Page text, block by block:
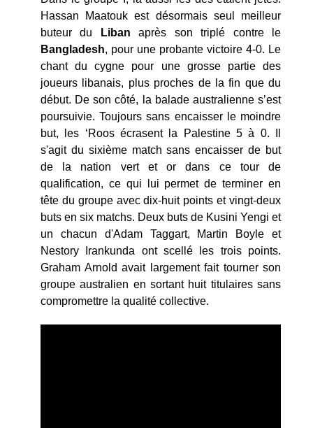
Hassan Maatouk est désormais seul meilleur
buteur du
Liban après son triplé contre le
Bangladesh, pour une probante victoire 4-0. Le
chant du cygne pour une grosse partie des
joueurs libanais, plus proches de la fin que du
début. De son côté, la balade australienne s’est
poursuivie. Toujours sans encaisser le moindre
but, les ‘Roos écrasent la Palestine 5 à 0. Il
s'agit du sixième match sans encaisser de but
de la nation vert et or dans ce tour de
qualification, ce qui lui permet de terminer en
tête du groupe avec dix-huit points et vingt-deux
buts en six matchs. Deux buts de Kusini Yengi et
un chacun d'Adam Taggart, Martin Boyle et
Nestory Irankunda ont scellé les trois points.
Graham Arnold avait largement fait tourner son
groupe australien en sortant huit titulaires sans
compromettre la qualité collective.